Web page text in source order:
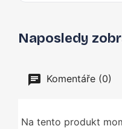
Naposledy
Komentáře (0)
Na tento produkt